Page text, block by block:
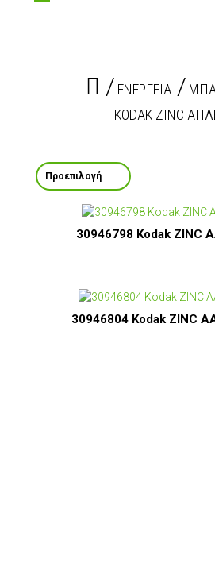
ΕΝΕΡΓΕΙΑ
KODAK ZINC
30946798 Kodak ZINC
30946804 Kodak ZINC